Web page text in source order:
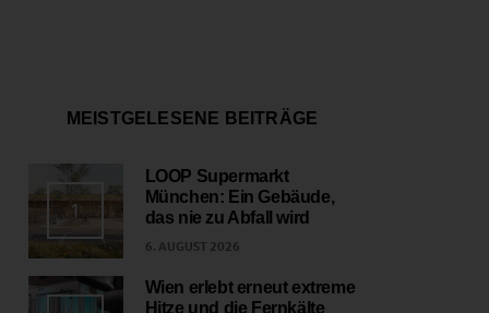
MEISTGELESENE BEITRÄGE
1
LOOP Supermarkt
München: Ein Gebäude,
das nie zu Abfall wird
6. AUGUST 2026
Wien erlebt erneut extreme
Hitze und die Fernkälte